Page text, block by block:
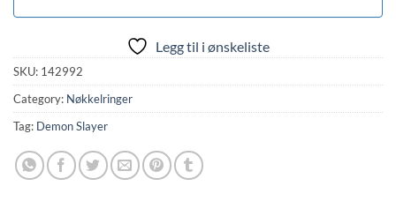
Legg til i ønskeliste
SKU: 142992
Category: Nøkkelringer
Tag: Demon Slayer